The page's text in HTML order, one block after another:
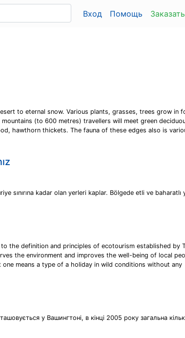
Вход Помощь
to eternal snow. Various plants, grasses, trees grow in
(to 600 metres) travellers will meet green
hawthorn thickets. The fauna of these edges also is
sınırına kadar olan yerleri kaplar. Bölgede etli ve baharatlı
the definition and principles of ecotourism established by
the environment and improves the well-being of local
means a type of a holiday in wild conditions without any
у Вашингтоні, в кінці 2005 року загальна